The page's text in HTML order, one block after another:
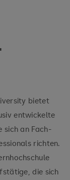
bietet
entwickelte
sich an Fach-
richten.
die sich